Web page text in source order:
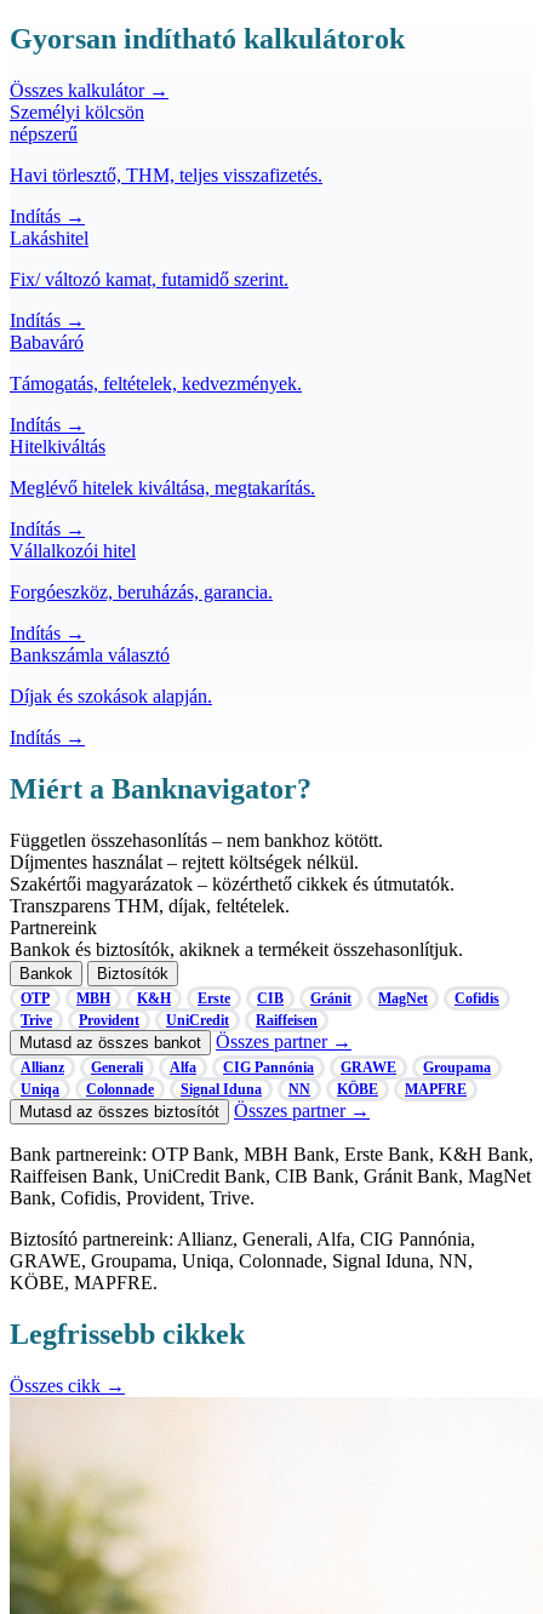
Gyorsan indítható kalkulátorok
Összes kalkulátor →
Személyi kölcsön
népszerű
Havi törlesztő, THM, teljes visszafizetés.
Indítás →
Lakáshitel
Fix/ változó kamat, futamidő szerint.
Indítás →
Babaváró
Támogatás, feltételek, kedvezmények.
Indítás →
Hitelkiváltás
Meglévő hitelek kiváltása, megtakarítás.
Indítás →
Vállalkozói hitel
Forgóeszköz, beruházás, garancia.
Indítás →
Bankszámla választó
Díjak és szokások alapján.
Indítás →
Miért a Banknavigator?
Független összehasonlítás – nem bankhoz kötött.
Díjmentes használat – rejtett költségek nélkül.
Szakértői magyarázatok – közérthető cikkek és útmutatók.
Transzparens THM, díjak, feltételek.
Partnereink
Bankok és biztosítók, akiknek a termékeit összehasonlítjuk.
Bankok Biztosítók
OTP MBH K&H Erste CIB Gránit MagNet
Cofidis
Trive
Provident UniCredit Raiffeisen
Mutasd az összes bankot Összes partner →
Allianz Generali Alfa CIG Pannónia GRAWE
Groupama
Uniqa
Colonnade Signal Iduna NN KÖBE MAPFRE
Mutasd az összes biztosítót Összes partner →
Bank partnereink: OTP Bank, MBH Bank, Erste Bank, K&H Bank,
Raiffeisen Bank, UniCredit Bank, CIB Bank, Gránit Bank, MagNet
Bank, Cofidis, Provident, Trive.
Biztosító partnereink: Allianz, Generali, Alfa, CIG Pannónia,
GRAWE, Groupama, Uniqa, Colonnade, Signal Iduna, NN,
KÖBE, MAPFRE.
Legfrissebb cikkek
Összes cikk →